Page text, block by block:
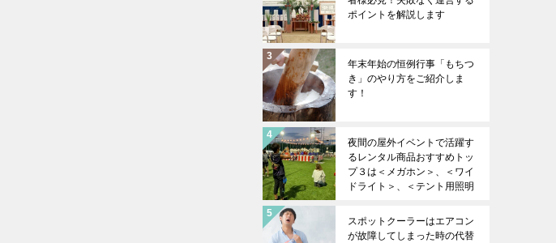
ポイントを解説します
年末年始の恒例行事「もちつ
き」のやり方をご紹介しま
す！
夜間の屋外イベントで活躍す
るレンタル商品おすすめトッ
プ３は＜メガホン＞、＜ワイ
ドライト＞、＜テント用照明
スポットクーラーはエアコン
が故障してしまった時の代替